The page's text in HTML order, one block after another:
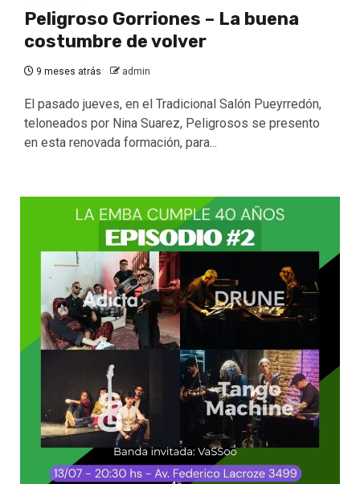
Peligroso Gorriones – La buena
costumbre de volver
9 meses atrás admin
El pasado jueves, en el Tradicional Salón Pueyrredón,
teloneados por Nina Suarez, Peligrosos se presento
en esta renovada formación, para...